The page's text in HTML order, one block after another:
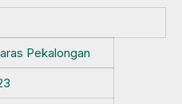
Pekalongan